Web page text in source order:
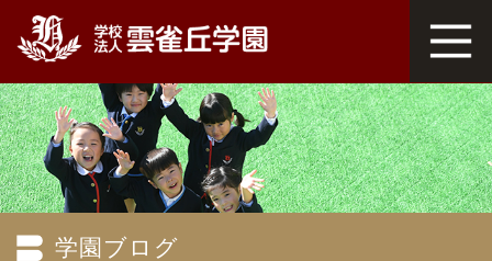
学園ブログ